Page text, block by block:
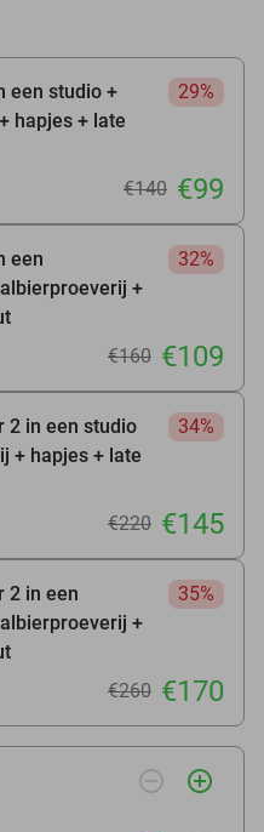
een studio +
hapjes + late
29%
€140 €99
een
+
32%
€160 €109
2 in een studio
+ hapjes + late
34%
€220 €145
2 in een
+
35%
€260 €170
remove_circle_outline add_circle_outline